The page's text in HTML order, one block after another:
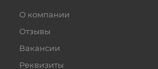
О компании
Отзывы
Вакансии
Реквизиты